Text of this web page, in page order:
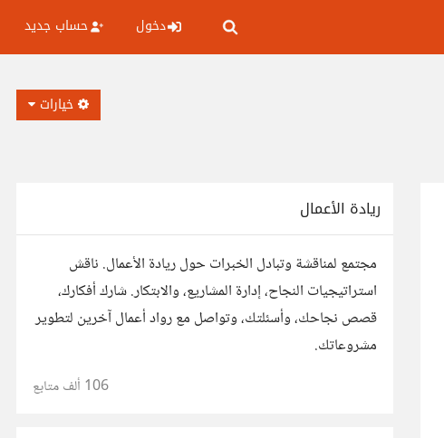
دخول حساب جديد
خيارات
ريادة الأعمال
مجتمع لمناقشة وتبادل الخبرات حول ريادة الأعمال. ناقش
استراتيجيات النجاح، إدارة المشاريع، والابتكار. شارك أفكارك،
قصص نجاحك، وأسئلتك، وتواصل مع رواد أعمال آخرين لتطوير
مشروعاتك.
106 ألف متابع